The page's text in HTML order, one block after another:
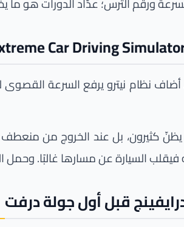
تحديث للّعبة، الصادر في السادس من يوليو 2026،
كثيرون، بل عند الخروج من
فيقلب السيارة عن مسارها غالبًا.
قبل أول جولة درفت